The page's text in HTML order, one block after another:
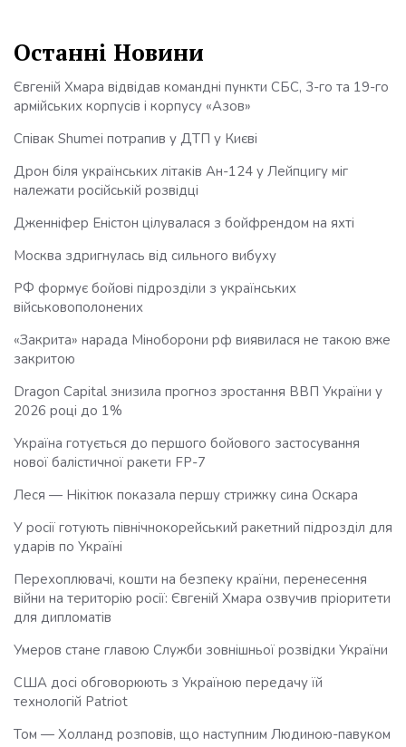
Останні Новини
Євгеній Хмара відвідав командні пункти СБС, 3-го та 19-го
армійських корпусів і корпусу «Азов»
Співак Shumei потрапив у ДТП у Києві
Дрон біля українських літаків Ан-124 у Лейпцигу міг
належати російській розвідці
Дженніфер Еністон цілувалася з бойфрендом на яхті
Москва здригнулась від сильного вибуху
РФ формує бойові підрозділи з українських
військовополонених
«Закрита» нарада Міноборони рф виявилася не такою вже
закритою
Dragon Capital знизила прогноз зростання ВВП України у
2026 році до 1%
Україна готується до першого бойового застосування
нової балістичної ракети FP-7
Леся — Нікітюк показала першу стрижку сина Оскара
У росії готують північнокорейський ракетний підрозділ для
ударів по Україні
Перехоплювачі, кошти на безпеку країни, перенесення
війни на територію росії: Євгеній Хмара озвучив пріоритети
для дипломатів
Умеров стане главою Служби зовнішньої розвідки України
США досі обговорюють з Україною передачу їй
технологій Patriot
Том — Холланд розповів, що наступним Людиною-павуком